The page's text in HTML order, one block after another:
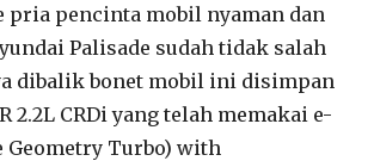
pria pencinta mobil nyaman dan
Palisade sudah tidak salah
dibalik bonet mobil ini disimpan
2.2L CRDi yang telah memakai e-
Geometry Turbo) with